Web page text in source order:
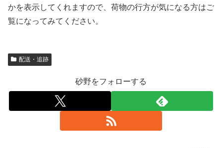
かを表示してくれますので、荷物の行方が気になる方はご
覧になってみてください。
配送・追跡
砂野をフォローする